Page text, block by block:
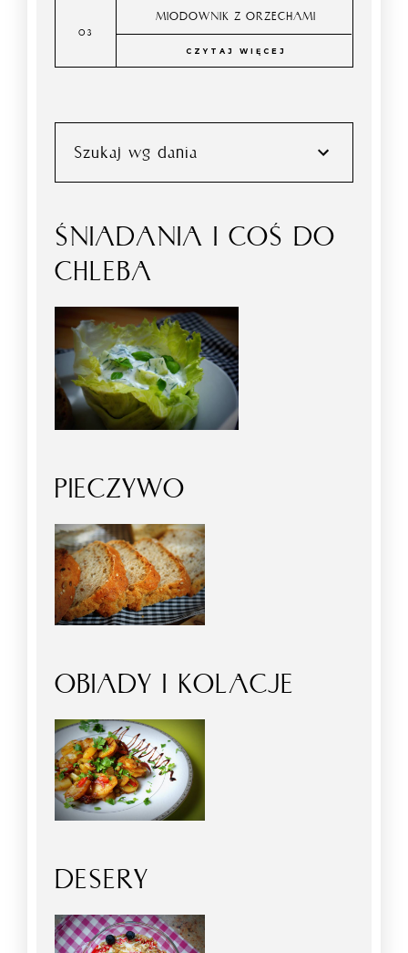
MIODOWNIK Z ORZECHAMI
CZYTAJ WIĘCEJ
Szukaj wg dania
ŚNIADANIA I COŚ DO
CHLEBA
PIECZYWO
OBIADY I KOLACJE
DESERY